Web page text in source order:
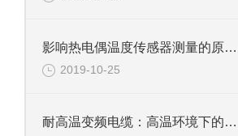
影响热电偶温度传感器测量的原因分析
2019-10-25
耐高温变频电缆：高温环境下的可靠传输解决方案